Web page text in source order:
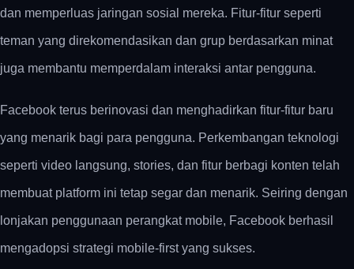
dan memperluas jaringan sosial mereka. Fitur-fitur seperti
teman yang direkomendasikan dan grup berdasarkan minat
juga membantu memperdalam interaksi antar pengguna.
Facebook terus berinovasi dan menghadirkan fitur-fitur baru
yang menarik bagi para pengguna. Perkembangan teknologi
seperti video langsung, stories, dan fitur berbagi konten telah
membuat platform ini tetap segar dan menarik. Seiring dengan
lonjakan penggunaan perangkat mobile, Facebook berhasil
mengadopsi strategi mobile-first yang sukses.